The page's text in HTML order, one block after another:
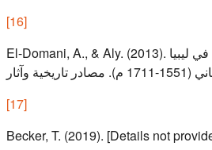
[16]
El-Domani, A., & Aly. (2013). الدين المعماري وتطوره في ليبيا
[17]
Becker, T. (2019). [Details not